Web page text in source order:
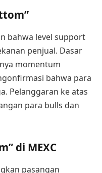
bahwa level support
penjual. Dasar
momentum
bahwa para
Pelanggaran ke atas
para bulls dan
di MEXC
pasangan